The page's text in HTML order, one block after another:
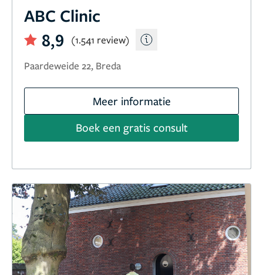
ABC Clinic
8,9
(1.541 review)
Paardeweide 22, Breda
Meer informatie
Boek een gratis consult